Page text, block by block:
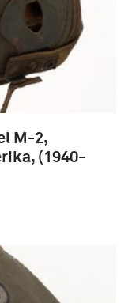
(12)
M-2,
(1940-